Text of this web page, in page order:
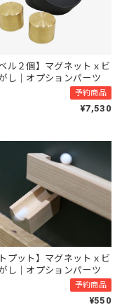
ベル２個】マグネットｘビ
し｜オプションパーツ
予約商品
¥7,530
トプット】マグネットｘビ
し｜オプションパーツ
予約商品
¥550